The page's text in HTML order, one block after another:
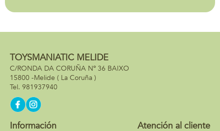
básicas de
TOYSMANIATIC MELIDE
C/RONDA DA CORUÑA Nº 36 BAIXO
15800 -Melide ( La Coruña )
981937940
Información Atención al cliente